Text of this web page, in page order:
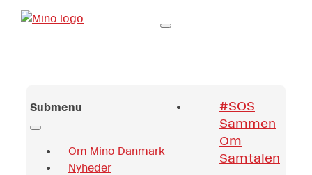
#SOS
Sammen
Om
Samtalen
Submenu
Om Mino Danmark
Nyheder